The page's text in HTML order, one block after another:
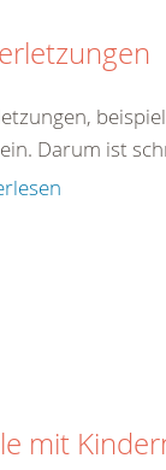
Darum ist
mit